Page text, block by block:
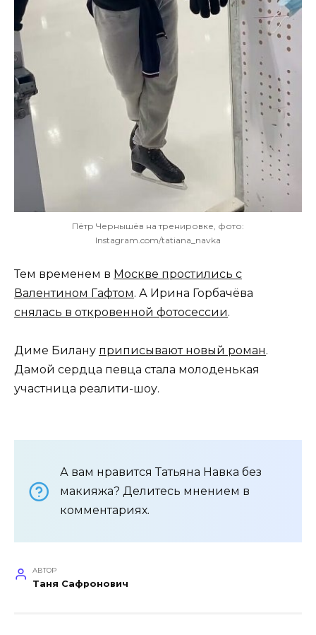
Пётр Чернышёв на тренировке, фото:
Instagram.com/tatiana_navka
Тем временем в Москве простились с
Валентином Гафтом. А Ирина Горбачёва
снялась в откровенной фотосессии.
Диме Билану приписывают новый роман.
Дамой сердца певца стала молоденькая
участница реалити-шоу.
А вам нравится Татьяна Навка без
макияжа? Делитесь мнением в
комментариях.
АВТОР
Таня Сафронович